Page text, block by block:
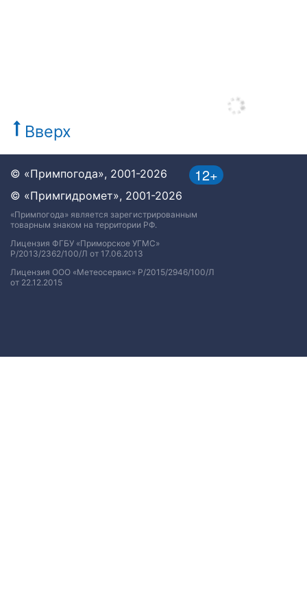
Вверх
12+
© «Примпогода», 2001-2026
© «Примгидромет», 2001-2026
«Примпогода» является зарегистрированным
товарным знаком на территории РФ.
Лицензия ФГБУ «Приморское УГМС»
Р/2013/2362/100/Л от 17.06.2013
Лицензия ООО «Метеосервис» Р/2015/2946/100/Л
от 22.12.2015